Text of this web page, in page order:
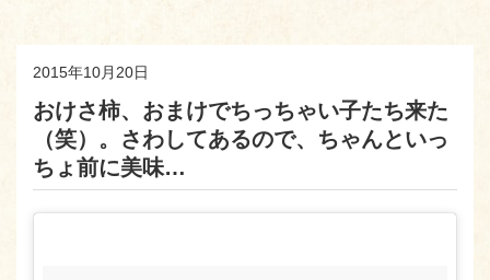
2015年10月20日
おけさ柿、おまけでちっちゃい子たち来た
（笑）。さわしてあるので、ちゃんといっ
ちょ前に美味…